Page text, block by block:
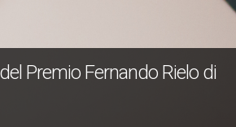
Premio Fernando Rielo di